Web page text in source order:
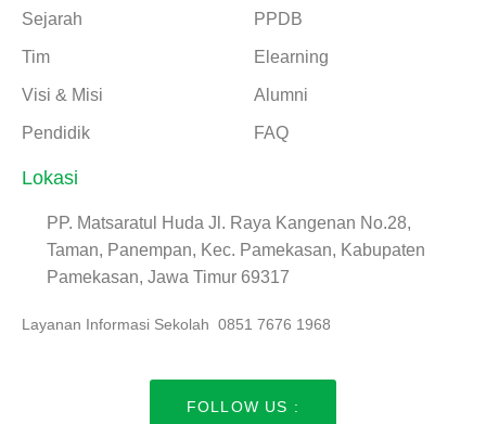
Sejarah
Tim
Visi & Misi
Pendidik
PPDB
Elearning
Alumni
FAQ
Lokasi
PP. Matsaratul Huda Jl. Raya Kangenan No.28,
Taman, Panempan, Kec. Pamekasan, Kabupaten
Pamekasan, Jawa Timur 69317
Layanan Informasi Sekolah 0851 7676 1968
FOLLOW US :